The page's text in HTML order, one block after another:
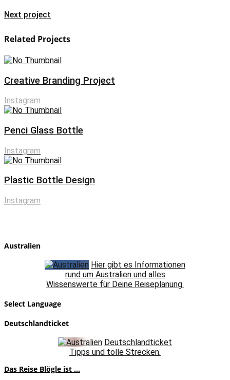
Next project
Related Projects
Creative Branding Project
Instagram
Penci Glass Bottle
Instagram
Plastic Bottle Design
Instagram
Australien
Hier gibt es Informationen
rund um Australien und alles
Wissenswerte für Deine Reiseplanung.
Select Language
Deutschlandticket
Deutschlandticket
Tipps und tolle Strecken.
Das Reise Blögle ist ...